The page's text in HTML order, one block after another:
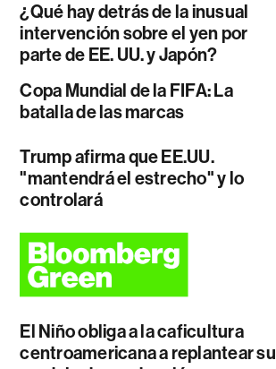
¿Qué hay detrás de la inusual
intervención sobre el yen por
parte de EE. UU. y Japón?
Copa Mundial de la FIFA: La
batalla de las marcas
Trump afirma que EE.UU.
"mantendrá el estrecho" y lo
controlará
El Niño obliga a la caficultura
centroamericana a replantear su